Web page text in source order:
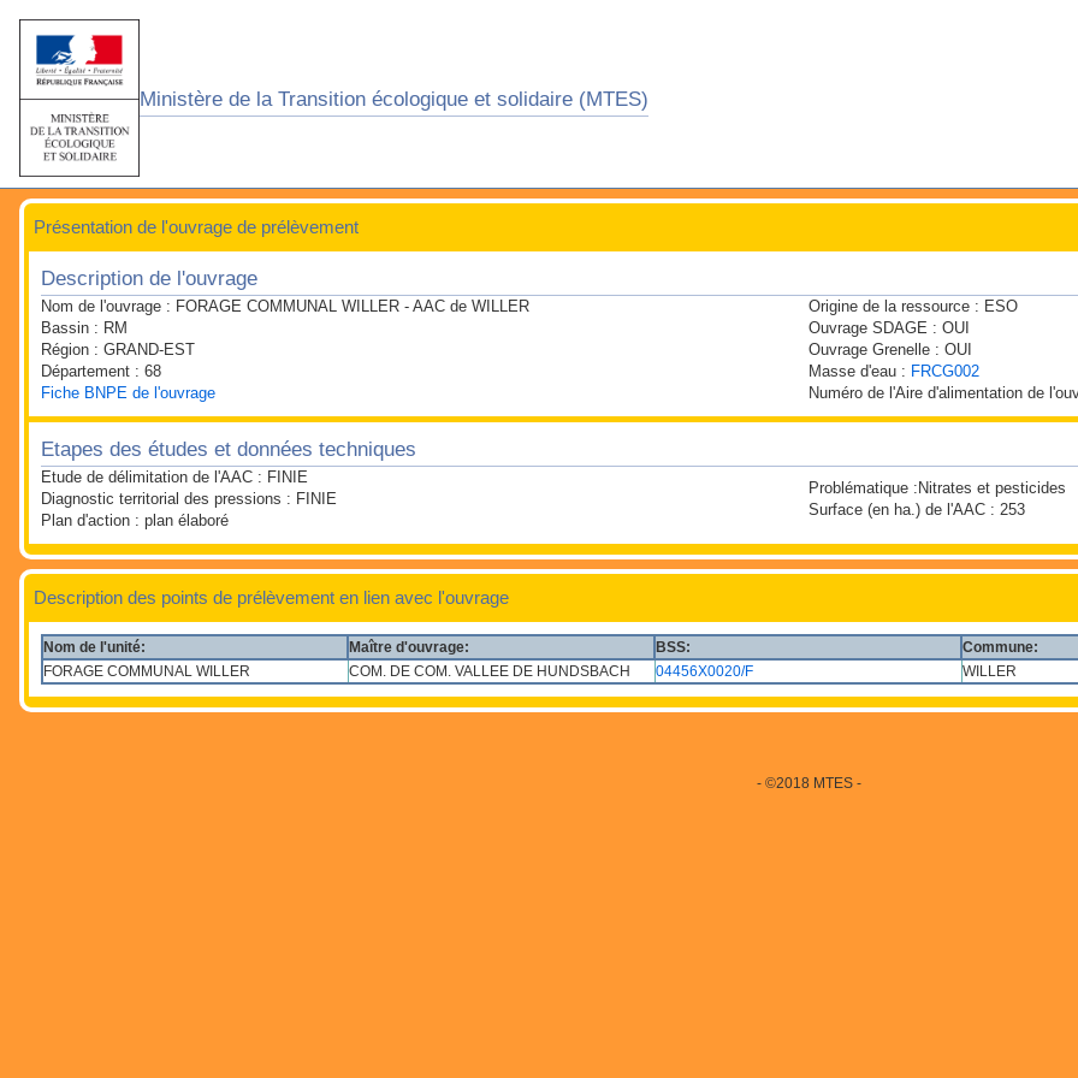
Ministère de la Transition écologique et solidaire (MTES)
Présentation de l'ouvrage de prélèvement
Description de l'ouvrage
Nom de l'ouvrage : FORAGE COMMUNAL WILLER - AAC de WILLER
Bassin : RM
Région : GRAND-EST
Département : 68
Fiche BNPE de l'ouvrage
Origine de la ressource : ESO
Ouvrage SDAGE : OUI
Ouvrage Grenelle : OUI
Masse d'eau : FRCG002
Numéro de l'Aire d'alimentation de
Etapes des études et données techniques
Etude de délimitation de l'AAC : FINIE
Diagnostic territorial des pressions : FINIE
Plan d'action : plan élaboré
Problématique : Nitrates et pesticides
Surface (en ha.) de l'AAC : 253
Description des points de prélèvement en lien avec l'ouvrage
Nom de l'unité: Maître d'ouvrage: BSS: Commune:
FORAGE COMMUNAL WILLER
COM. DE COM. VALLEE DE HUNDSBACH 04456X0020/F WILLER
- ©2018 MTES -